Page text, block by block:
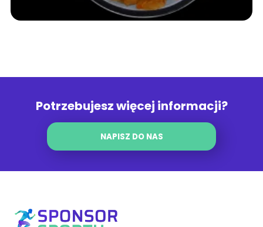
Potrzebujesz więcej informacji?
NAPISZ DO NAS